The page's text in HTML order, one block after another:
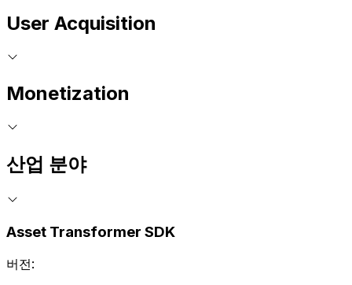
User Acquisition
Monetization
산업 분야
Asset Transformer SDK
버전: